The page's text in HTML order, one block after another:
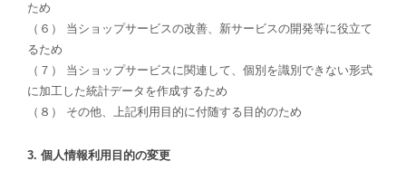
ため
（６） 当ショップサービスの改善、新サービスの開発等に役立て
るため
（７） 当ショップサービスに関連して、個別を識別できない形式
に加工した統計データを作成するため
（８） その他、上記利用目的に付随する目的のため
3. 個人情報利用目的の変更